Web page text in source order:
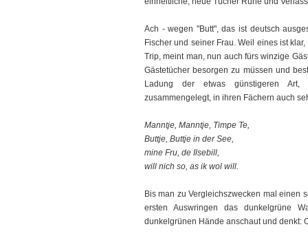
Ach - wegen "Butt", das ist deutsch
Fischer und seiner Frau. Weil eines ist
Trip, meint man, nun auch fürs winzige
Gästetücher besorgen zu müssen und
Ladung der etwas günstigeren Art,
zusammengelegt, in ihren Fächern auch
Manntje, Manntje, Timpe Te,
Buttje, Buttje in der See,
mine Fru, de Ilsebill,
will nich so, as ik wol will.
Bis man zu Vergleichszwecken mal einen
ersten Auswringen das dunkelgrüne
dunkelgrünen Hände anschaut und denkt: